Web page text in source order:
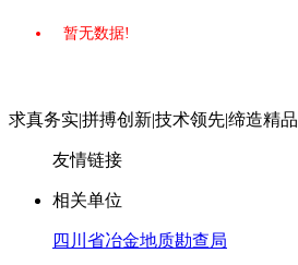
暂无数据!
求真务实|拼搏创新|技术领先|缔造精品
友情链接
相关单位
四川省冶金地质勘查局